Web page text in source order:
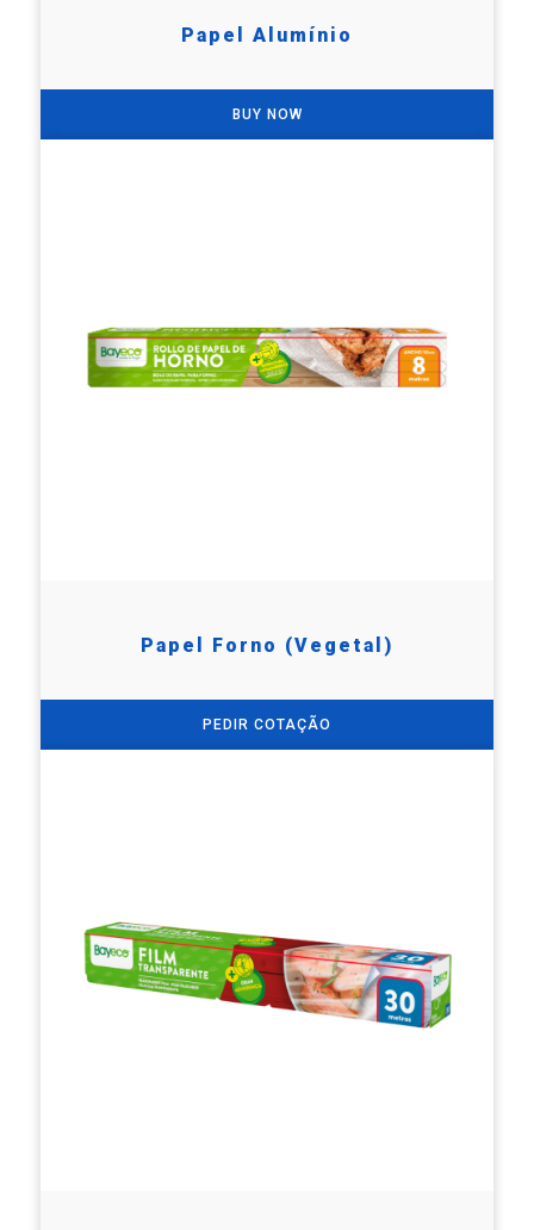
Papel Alumínio
BUY NOW
Papel Forno (Vegetal)
PEDIR COTAÇÃO